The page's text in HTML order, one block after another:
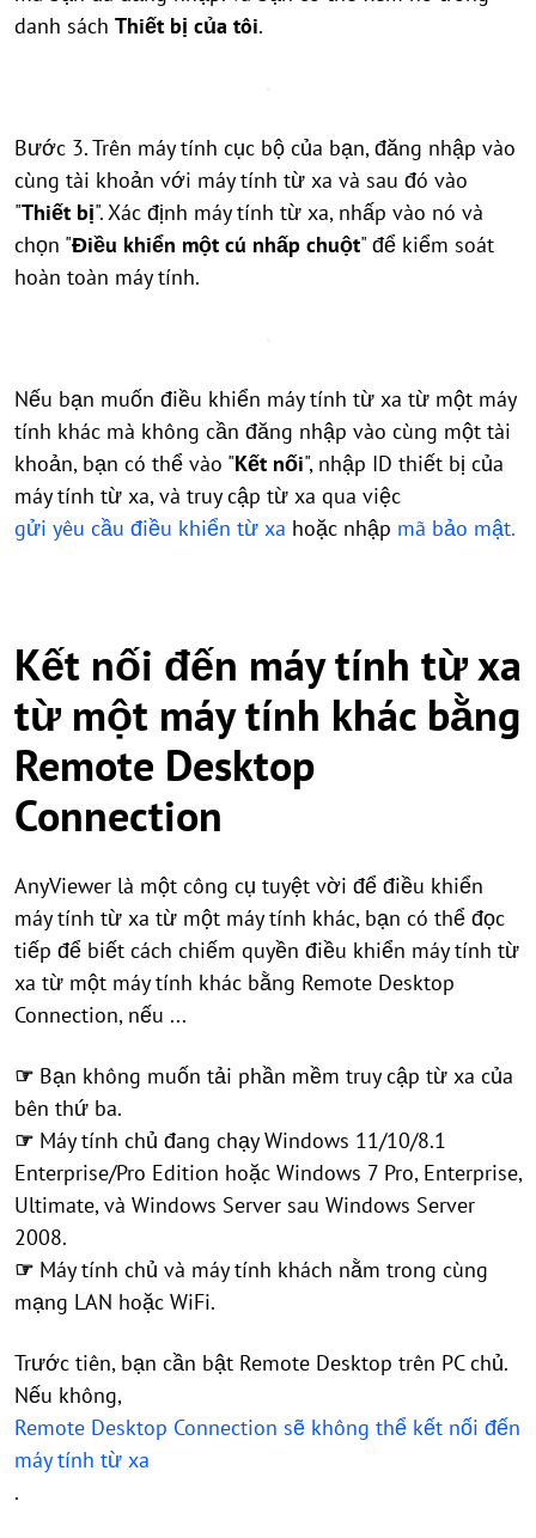
danh sách Thiết bị của tôi.
Bước 3. Trên máy tính cục bộ của bạn, đăng nhập vào
cùng tài khoản với máy tính từ xa và sau đó vào
"Thiết bị". Xác định máy tính từ xa, nhấp vào nó và
chọn "Điều khiển một cú nhấp chuột" để kiểm soát
hoàn toàn máy tính.
Nếu bạn muốn điều khiển máy tính từ xa từ một máy
tính khác mà không cần đăng nhập vào cùng một tài
khoản, bạn có thể vào "Kết nối", nhập ID thiết bị của
máy tính từ xa, và truy cập từ xa qua việc
gửi yêu cầu điều khiển từ xa hoặc nhập mã bảo mật.
Kết nối đến máy tính từ xa
từ một máy tính khác bằng
Remote Desktop
Connection
AnyViewer là một công cụ tuyệt vời để điều khiển
máy tính từ xa từ một máy tính khác, bạn có thể đọc
tiếp để biết cách chiếm quyền điều khiển máy tính từ
xa từ một máy tính khác bằng Remote Desktop
Connection, nếu ...
☞ Bạn không muốn tải phần mềm truy cập từ xa của
bên thứ ba.
☞ Máy tính chủ đang chạy Windows 11/10/8.1
Enterprise/Pro Edition hoặc Windows 7 Pro, Enterprise,
Ultimate, và Windows Server sau Windows Server
2008.
☞ Máy tính chủ và máy tính khách nằm trong cùng
mạng LAN hoặc WiFi.
Trước tiên, bạn cần bật Remote Desktop trên PC chủ.
Nếu không,
Remote Desktop Connection sẽ không thể kết nối đến
máy tính từ xa
.